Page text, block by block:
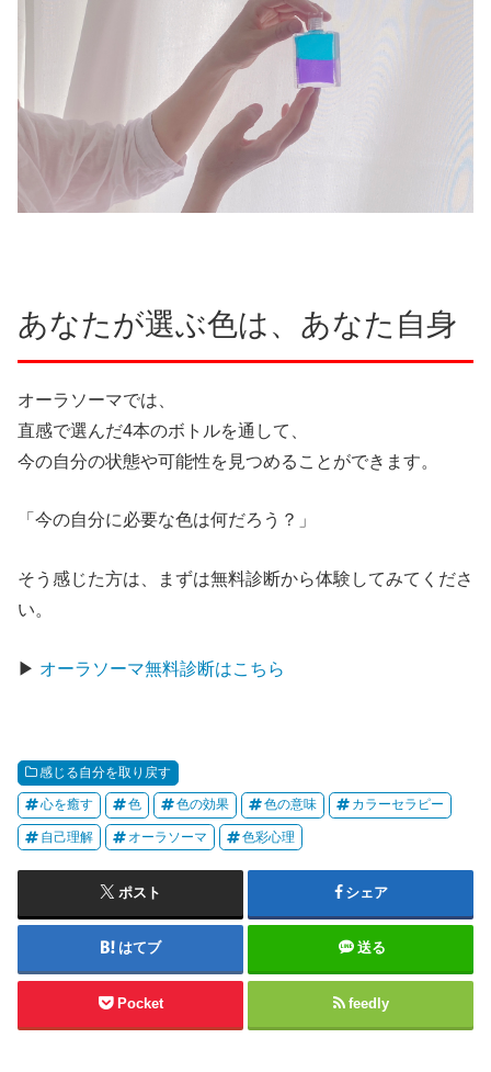
あなたが選ぶ色は、あなた自身
オーラソーマでは、
直感で選んだ4本のボトルを通して、
今の自分の状態や可能性を見つめることができます。
「今の自分に必要な色は何だろう？」
そう感じた方は、まずは無料診断から体験してみてくださ
い。
▶ オーラソーマ無料診断はこちら
感じる自分を取り戻す
心を癒す 色 色の効果 色の意味 カラーセラピー
自己理解 オーラソーマ 色彩心理
ポスト シェア
はてブ 送る
Pocket feedly